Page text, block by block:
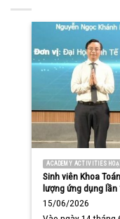
ACADEMY ACTIVITIES
Sinh viên Khoa
lượng ứng dụng lần
15/06/2026